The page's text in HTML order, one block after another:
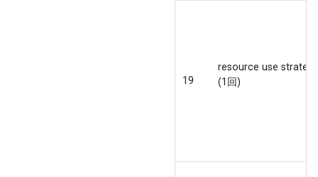
19
resource use
(1回)